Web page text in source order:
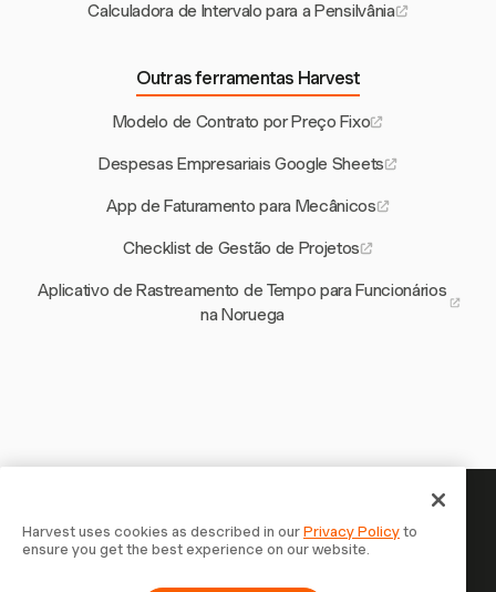
Calculadora de Intervalo para a Pensilvânia
Outras ferramentas Harvest
Modelo de Contrato por Preço Fixo
Despesas Empresariais Google Sheets
App de Faturamento para Mecânicos
Checklist de Gestão de Projetos
Aplicativo de Rastreamento de Tempo para Funcionários
na Noruega
Seu tempo merece ser
registrado — comece agora
Harvest uses cookies as described in ourPrivacy Policyto
ensure you get the best experience on our website.